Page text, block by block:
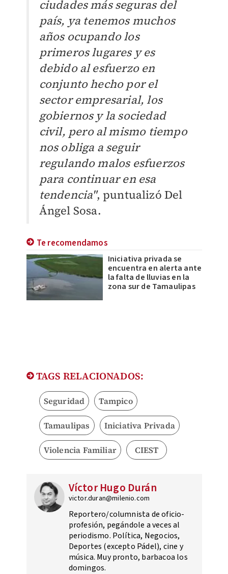
ciudades más seguras del
país, ya tenemos muchos
años ocupando los
primeros lugares y es
debido al esfuerzo en
conjunto hecho por el
sector empresarial, los
gobiernos y la sociedad
civil, pero al mismo tiempo
nos obliga a seguir
regulando malos esfuerzos
para continuar en esa
tendencia", puntualizó Del
Ángel Sosa.
Te recomendamos
Iniciativa privada se
encuentra en alerta ante
la falta de lluvias en la
zona sur de Tamaulipas
TAGS RELACIONADOS:
Seguridad Tampico
Tamaulipas Iniciativa Privada
Violencia Familiar CIEST
Víctor Hugo Durán
victor.duran@milenio.com
Reportero/columnista de oficio-
profesión, pegándole a veces al
periodismo. Política, Negocios,
Deportes (excepto Pádel), cine y
música. Muy pronto, barbacoa los
domingos.